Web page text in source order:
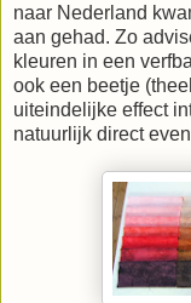
naar Nederland
aan gehad. Zo
kleuren in een
ook een beetje
uiteindelijke effect
natuurlijk direct